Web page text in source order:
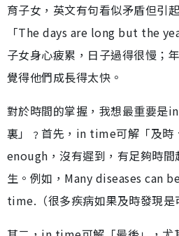
育子女，英文有句看似矛盾但引
「The days are long but the
子女身心疲累，日子過得很慢；
覺得他們成長得太快。
對於時間的掌握，我想最重要是
裏」﹖首先，in time可解「及時
enough，沒有遲到，有足夠時
生。例如，Many diseases can
time.（很多疾病如果及時發現是